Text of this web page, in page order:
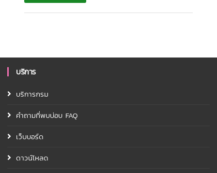
บริการ
บริการกรม
คำถามที่พบบ่อบ FAQ
เว็บบอร์ด
ดาวน์โหลด